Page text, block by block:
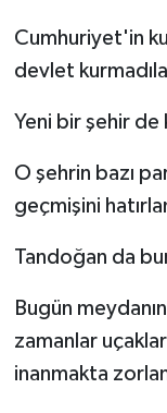
Cumhuriyet'in
devlet
Yeni bir şehir de
O şehrin bazı
geçmişini
Tandoğan da
Bugün
zamanlar
inanmakta